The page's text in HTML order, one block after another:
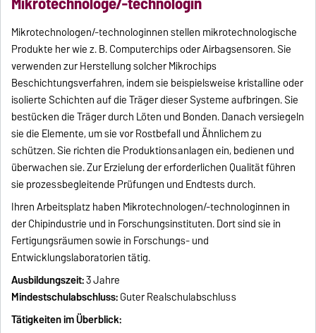
Mikrotechnologen/-technologinnen stellen mikrotechnologische
Produkte her wie z. B. Computerchips oder Airbagsensoren. Sie
verwenden zur Herstellung solcher Mikrochips
Beschichtungsverfahren, indem sie beispielsweise kristalline oder
isolierte Schichten auf die Träger dieser Systeme aufbringen. Sie
bestücken die Träger durch Löten und Bonden. Danach versiegeln
sie die Elemente, um sie vor Rostbefall und Ähnlichem zu
schützen. Sie richten die Produktionsanlagen ein, bedienen und
überwachen sie. Zur Erzielung der erforderlichen Qualität führen
sie prozessbegleitende Prüfungen und Endtests durch.
Ihren Arbeitsplatz haben Mikrotechnologen/-technologinnen in
der Chipindustrie und in Forschungsinstituten. Dort sind sie in
Fertigungsräumen sowie in Forschungs- und
Entwicklungslaboratorien tätig.
Ausbildungszeit:3 Jahre
Mindestschulabschluss:Guter Realschulabschluss
Tätigkeiten im Überblick: